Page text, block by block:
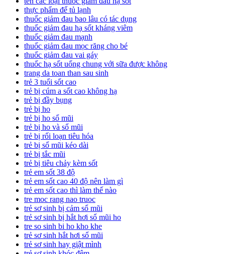
thực phẩm để tủ lạnh
thuốc giảm đau bao lâu có tác dụng
thuốc giảm đau hạ sốt kháng viêm
thuốc giảm đau mạnh
thuốc giảm đau mọc răng cho bé
thuốc giảm đau vai gáy
thuốc hạ sốt uống chung với sữa được không
trang da toan than sau sinh
trẻ 3 tuổi sốt cao
trẻ bị cúm a sốt cao không hạ
trẻ bị đầy bụng
trẻ bị ho
trẻ bị ho sổ mũi
trẻ bị ho và sổ mũi
trẻ bị rối loạn tiêu hóa
trẻ bị sổ mũi kéo dài
trẻ bị tắc mũi
trẻ bị tiêu chảy kèm sốt
trẻ em sốt 38 độ
trẻ em sốt cao 40 độ nên làm gì
trẻ em sốt cao thì làm thế nào
tre moc rang nao truoc
trẻ sơ sinh bị cảm sổ mũi
trẻ sơ sinh bị hắt hơi sổ mũi ho
tre so sinh bi ho kho khe
trẻ sơ sinh hắt hơi sổ mũi
trẻ sơ sinh hay giật mình